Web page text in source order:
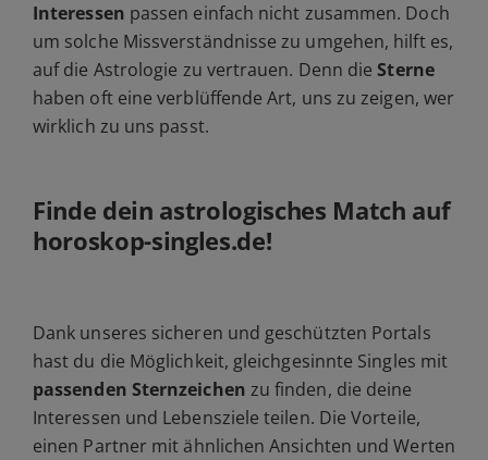
Interessen passen einfach nicht zusammen. Doch
um solche Missverständnisse zu umgehen, hilft es,
auf die Astrologie zu vertrauen. Denn dieSterne
haben oft eine verblüffende Art, uns zu zeigen, wer
wirklich zu uns passt.
Finde dein astrologisches Match auf
horoskop-singles.de!
Dank unseres sicheren und geschützten Portals
hast du die Möglichkeit, gleichgesinnte Singles mit
passenden Sternzeichen zu finden, die deine
Interessen und Lebensziele teilen. Die Vorteile,
einen Partner mit ähnlichen Ansichten und Werten